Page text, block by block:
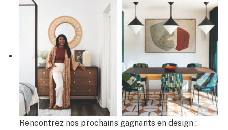
Rencontrez nos prochains gagnants en design :